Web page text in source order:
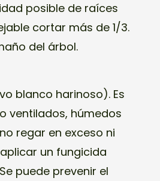
posible de raíces
cortar más de 1/3.
del árbol.
blanco harinoso). Es
ventilados, húmedos
regar en exceso ni
un fungicida
puede prevenir el